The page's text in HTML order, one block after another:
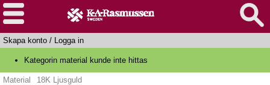
Skapa konto / Logga in
Kategorin material kunde inte hittas
Material 18K Ljusguld